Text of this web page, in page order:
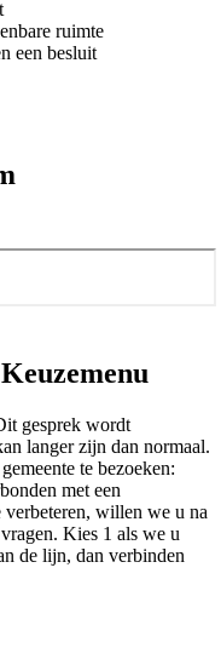
ruimte
een besluit
gesprek wordt
langer zijn dan normaal.
te bezoeken:
met een
willen we u na
Kies 1 als we u
de lijn, dan verbinden